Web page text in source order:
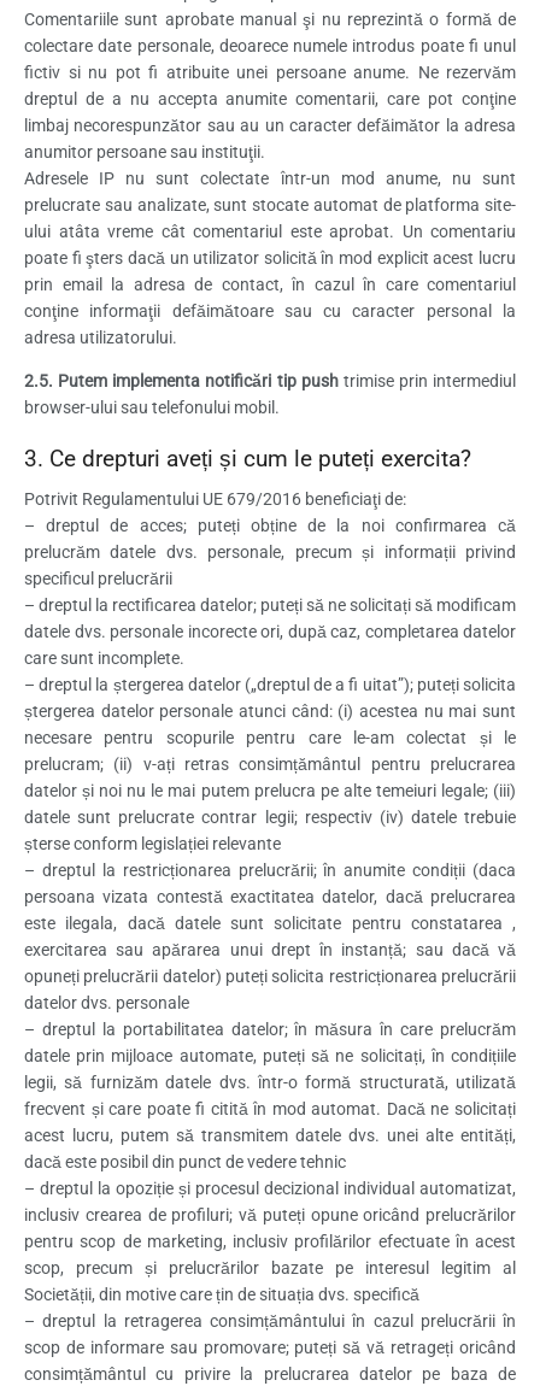
Comentariile sunt aprobate manual şi nu reprezintă o formă de
colectare date personale, deoarece numele introdus poate fi unul
fictiv si nu pot fi atribuite unei persoane anume. Ne rezervăm
dreptul de a nu accepta anumite comentarii, care pot conţine
limbaj necorespunzător sau au un caracter defăimător la adresa
anumitor persoane sau instituţii.
Adresele IP nu sunt colectate într-un mod anume, nu sunt
prelucrate sau analizate, sunt stocate automat de platforma site-
ului atâta vreme cât comentariul este aprobat. Un comentariu
poate fi şters dacă un utilizator solicită în mod explicit acest lucru
prin email la adresa de contact, în cazul în care comentariul
conţine informaţii defăimătoare sau cu caracter personal la
adresa utilizatorului.
2.5. Putem implementa notificări tip pushtrimise prin intermediul
browser-ului sau telefonului mobil.
3. Ce drepturi aveți și cum le puteți exercita?
Potrivit Regulamentului UE 679/2016 beneficiaţi de:
– dreptul de acces; puteți obține de la noi confirmarea că
prelucrăm datele dvs. personale, precum și informații privind
specificul prelucrării
– dreptul la rectificarea datelor; puteți să ne solicitați să modificam
datele dvs. personale incorecte ori, după caz, completarea datelor
care sunt incomplete.
– dreptul la ștergerea datelor („dreptul de a fi uitat”); puteți solicita
ștergerea datelor personale atunci când: (i) acestea nu mai sunt
necesare pentru scopurile pentru care le-am colectat și le
prelucram; (ii) v-ați retras consimțământul pentru prelucrarea
datelor și noi nu le mai putem prelucra pe alte temeiuri legale; (iii)
datele sunt prelucrate contrar legii; respectiv (iv) datele trebuie
șterse conform legislației relevante
– dreptul la restricționarea prelucrării; în anumite condiții (daca
persoana vizata contestă exactitatea datelor, dacă prelucrarea
este ilegala, dacă datele sunt solicitate pentru constatarea ,
exercitarea sau apărarea unui drept în instanță; sau dacă vă
opuneți prelucrării datelor) puteți solicita restricționarea prelucrării
datelor dvs. personale
– dreptul la portabilitatea datelor; în măsura în care prelucrăm
datele prin mijloace automate, puteți să ne solicitați, în condițiile
legii, să furnizăm datele dvs. într-o formă structurată, utilizată
frecvent și care poate fi citită în mod automat. Dacă ne solicitați
acest lucru, putem să transmitem datele dvs. unei alte entități,
dacă este posibil din punct de vedere tehnic
– dreptul la opoziție și procesul decizional individual automatizat,
inclusiv crearea de profiluri; vă puteți opune oricând prelucrărilor
pentru scop de marketing, inclusiv profilărilor efectuate în acest
scop, precum și prelucrărilor bazate pe interesul legitim al
Societății, din motive care țin de situația dvs. specifică
– dreptul la retragerea consimțământului în cazul prelucrării în
scop de informare sau promovare; puteți să vă retrageți oricând
consimțământul cu privire la prelucrarea datelor pe baza de